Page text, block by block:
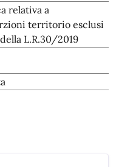
relativa a
territorio esclusi
L.R.30/2019